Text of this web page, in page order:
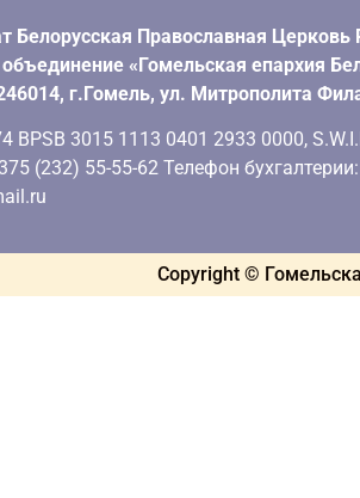
Белорусская Православная Церковь
«Гомельская епархия
г.Гомель, ул. Митрополита
BPSB 3015 1113 0401 2933 0000,
(232) 55-55-62 Телефон
Copyright ©